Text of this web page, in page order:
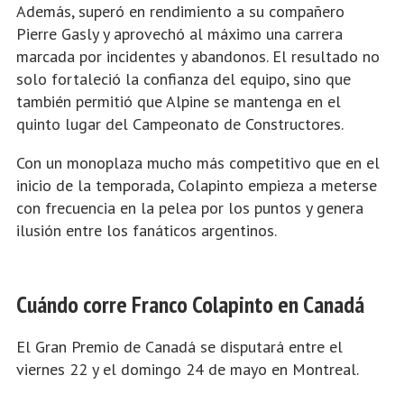
Además, superó en rendimiento a su compañero
Pierre Gasly y aprovechó al máximo una carrera
marcada por incidentes y abandonos. El resultado no
solo fortaleció la confianza del equipo, sino que
también permitió que Alpine se mantenga en el
quinto lugar del Campeonato de Constructores.
Con un monoplaza mucho más competitivo que en el
inicio de la temporada, Colapinto empieza a meterse
con frecuencia en la pelea por los puntos y genera
ilusión entre los fanáticos argentinos.
Cuándo corre Franco Colapinto en Canadá
El Gran Premio de Canadá se disputará entre el
viernes 22 y el domingo 24 de mayo en Montreal.